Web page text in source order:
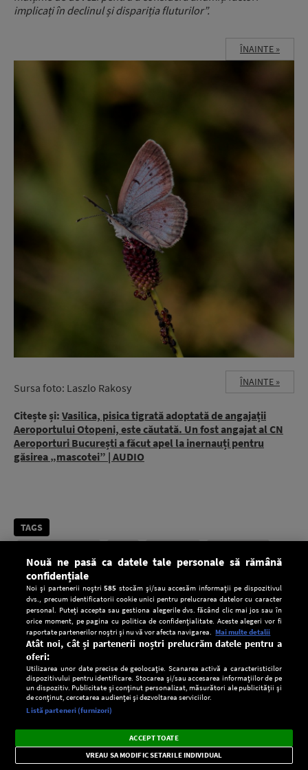
CONFIDENŢIALITATE
implicați în declinul și dispariția fluturilor”.
ÎNAINTE »
ÎNAINTE »
Sursa foto: Laszlo Rakosy
Citește și: Vasilica, pisica tigrată adoptată de angajații
Aeroportului Otopeni, este căutată. Un fost angajat al CN
Aeroporturi București a făcut apel la inernauți pentru
găsirea „mascotei” | AUDIO
TAGS
romania
specii fluturi stiri interne
CITEȘTE ȘI
România a înregistrat miercuri seară unul dintre
cele mai ridicate niveluri ale consumului de
energie electrică din această vară, în pofida
apelului l...
Ministerul Energiei face apel la reducerea
consumului de curent electric seara. Ce măsuri
recomandă populației și companiilor
Setări:
Dark
Mode
Radio live, podcasturi, știri și alerte
importante.
×
Nouă ne pasă ca datele tale personale să rămână
confidențiale
Noi și partenerii noștri585 stocăm și/sau accesăm informații pe dispozitivul
dvs., precum identificatorii cookie unici pentru prelucrarea datelor cu caracter
personal. Puteți accepta sau gestiona alegerile dvs. făcând clic mai jos sau în
orice moment, pe pagina cu politica de confidențialitate. Aceste alegeri vor fi
raportate partenerilor noștri și nu vă vor afecta navigarea. Mai multe detalii
Atât noi, cât și partenerii noștri prelucrăm datele pentru a
oferi:
Utilizarea unor date precise de geolocație. Scanarea activă a caracteristicilor
dispozitivului pentru identificare. Stocarea și/sau accesarea informațiilor de pe
un dispozitiv. Publicitate și conținut personalizat, măsurători ale publicității și
de conținut, cercetarea audienței și dezvoltarea serviciilor.
Listă parteneri (furnizori)
ACCEPT TOATE
VREAU SA MODIFIC SETARILE INDIVIDUAL